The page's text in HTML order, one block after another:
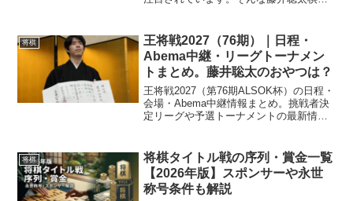
ケジュール藤井聡太二冠の今後の対局ス
ケジュールをご紹介します...
将棋
王将戦2027（76期）｜日程・
Abema中継・リーグトーナメン
トまとめ。藤井聡太のおやつは？
王将戦2027（第76期ALSOK杯）の日程・
会場・Abema中継情報まとめ。挑戦者決
定リーグや予選トーナメントの最新情
将棋
将棋タイトル戦の序列・賞金一覧
【2026年版】スポンサーや永世
称号条件も解説